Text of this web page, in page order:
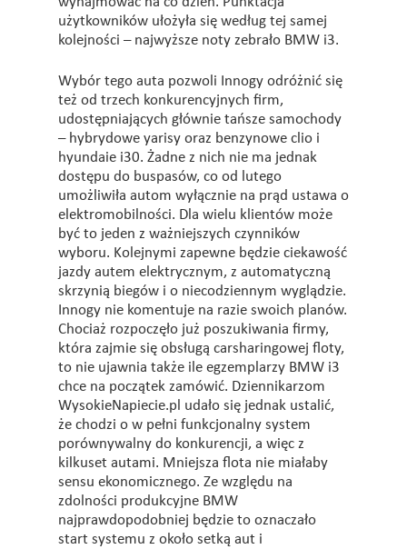
użytkowników ułożyła się według tej samej
kolejności – najwyższe noty zebrało BMW i3.
Wybór tego auta pozwoli Innogy odróżnić się
też od trzech konkurencyjnych firm,
udostępniających głównie tańsze samochody
– hybrydowe yarisy oraz benzynowe clio i
hyundaie i30. Żadne z nich nie ma jednak
dostępu do buspasów, co od lutego
umożliwiła autom wyłącznie na prąd ustawa o
elektromobilności. Dla wielu klientów może
być to jeden z ważniejszych czynników
wyboru. Kolejnymi zapewne będzie ciekawość
jazdy autem elektrycznym, z automatyczną
skrzynią biegów i o niecodziennym wyglądzie.
Innogy nie komentuje na razie swoich planów.
Chociaż rozpoczęło już poszukiwania firmy,
która zajmie się obsługą carsharingowej floty,
to nie ujawnia także ile egzemplarzy BMW i3
chce na początek zamówić. Dziennikarzom
WysokieNapiecie.pl udało się jednak ustalić,
że chodzi o w pełni funkcjonalny system
porównywalny do konkurencji, a więc z
kilkuset autami. Mniejsza flota nie miałaby
sensu ekonomicznego. Ze względu na
zdolności produkcyjne BMW
najprawdopodobniej będzie to oznaczało
start systemu z około setką aut i